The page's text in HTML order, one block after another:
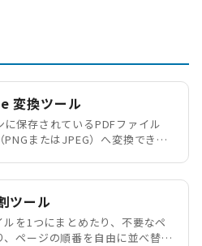
変換ツール
に保存されているPDFファイル
PNGまたはJPEG）へ変換できる
ツール
を1つにまとめたり、不要なペ
、ページの順番を自由に並べ替え